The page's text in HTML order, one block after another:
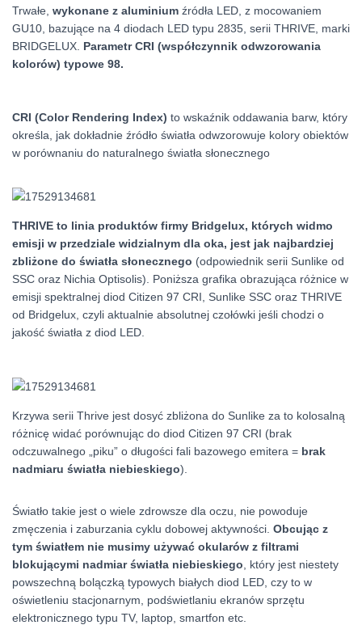
Trwałe, wykonane z aluminium źródła LED, z mocowaniem
GU10, bazujące na 4 diodach LED typu 2835, serii THRIVE, marki
BRIDGELUX. Parametr CRI (współczynnik odwzorowania
kolorów) typowe 98.
CRI (Color Rendering Index) to wskaźnik oddawania barw, który
określa, jak dokładnie źródło światła odwzorowuje kolory obiektów
w porównaniu do naturalnego światła słonecznego
THRIVE to linia produktów firmy Bridgelux, których widmo
emisji w przedziale widzialnym dla oka, jest jak najbardziej
zbliżone do światła słonecznego (odpowiednik serii Sunlike od
SSC oraz Nichia Optisolis). Poniższa grafika obrazująca różnice w
emisji spektralnej diod Citizen 97 CRI, Sunlike SSC oraz THRIVE
od Bridgelux, czyli aktualnie absolutnej czołówki jeśli chodzi o
jakość światła z diod LED.
Krzywa serii Thrive jest dosyć zbliżona do Sunlike za to kolosalną
różnicę widać porównując do diod Citizen 97 CRI (brak
odczuwalnego „piku” o długości fali bazowego emitera = brak
nadmiaru światła niebieskiego).
Światło takie jest o wiele zdrowsze dla oczu, nie powoduje
zmęczenia i zaburzania cyklu dobowej aktywności. Obcując z
tym światłem nie musimy używać okularów z filtrami
blokującymi nadmiar światła niebieskiego , który jest niestety
powszechną bolączką typowych białych diod LED, czy to w
oświetleniu stacjonarnym, podświetlaniu ekranów sprzętu
elektronicznego typu TV, laptop, smartfon etc.